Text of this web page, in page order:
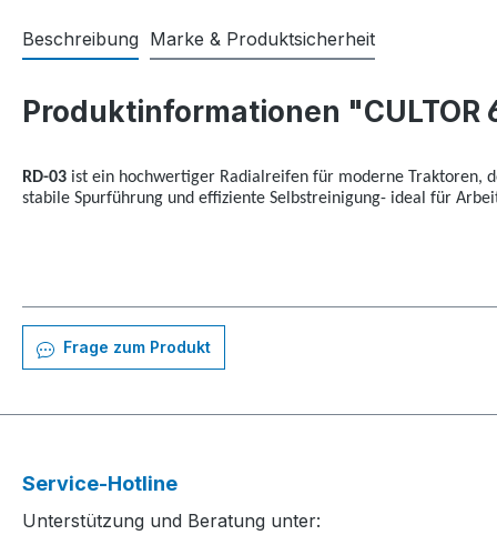
Beschreibung Marke & Produktsicherheit
Produktinformationen "CULTOR
RD-03 ist ein hochwertiger Radialreifen für moderne Traktoren,
stabile Spurführung und effiziente Selbstreinigung- ideal für
Frage zum Produkt
Service-Hotline
Unterstützung und Beratung unter: